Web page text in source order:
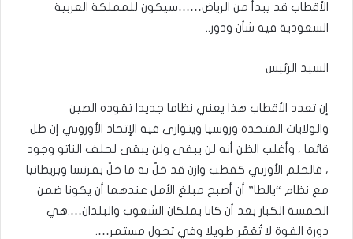
الأقطاب قد يبدأ من الرياض……سيكون للمملكة العربية
السعودية فيه شأن ودور..
السيد الرئيس
إن تعدد الأقطاب هذا يعني نظاما جديدا تقوده الصين
والولايات المتحدة وروسيا ويتوارى فيه الإتحاد الأوروبي إن ظل
قائما ، وأغلب الظن أنه لن يبقى ولن يبقى لحلف الناتو وجود
، فالحلم الأوربي كقطب وازن قد حَلَّ به ما حَلَّ بفرنسا وبريطانيا
مع نظام “يالطا” أن أصبح مبلغ الأمل عندهما أن يكونا ضمن
الخمسة الكبار بعد أن كانا يملكان الشعوب والبلدان….هي
دورة القوة لا تُعَمَّر طويلا وفي تحول مستمر….